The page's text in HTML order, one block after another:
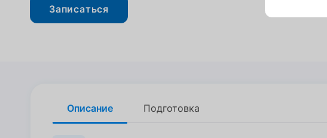
Записаться
Описание
Описание Подготовка
Подготовка